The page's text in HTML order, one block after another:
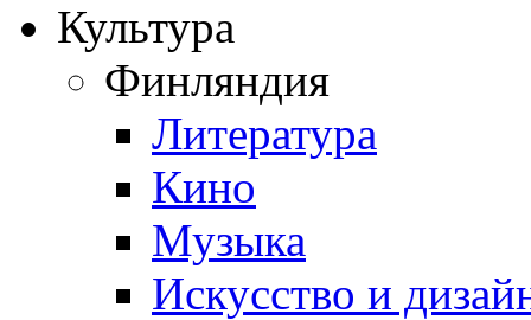
Культура
Финляндия
Литература
Кино
Музыка
Искусство и